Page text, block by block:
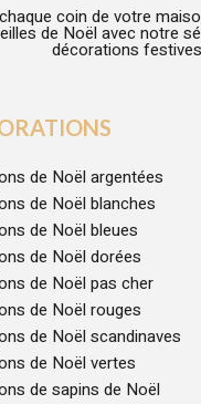
coin de votre
de Noël avec notre
décorations
de Noël argentées
de Noël blanches
de Noël bleues
de Noël dorées
de Noël pas cher
de Noël rouges
de Noël scandinaves
de Noël vertes
de sapins de Noël